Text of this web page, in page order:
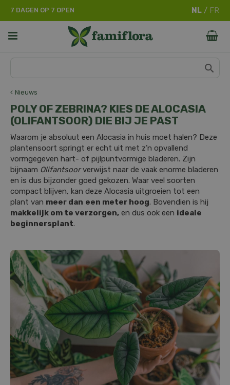
Nieuws
7 DAGEN OP 7 OPEN
POLY OF ZEBRINA? KIES DE ALOCASIA
(OLIFANTSOOR) DIE BIJ JE PAST
Waarom je absoluut een Alocasia in huis moet halen? Deze
plantensoort springt er echt uit met z’n opvallend
vormgegeven hart- of pijlpuntvormige bladeren. Zijn
bijnaam Olifantsoorverwijst naar de vaak enorme bladeren
en is dus bijzonder goed gekozen. Waar veel soorten
compact blijven, kan deze Alocasia uitgroeien tot een
plant van meer dan een meter hoog. Bovendien is hij
makkelijk om te verzorgen, en dus ook een ideale
beginnersplant.